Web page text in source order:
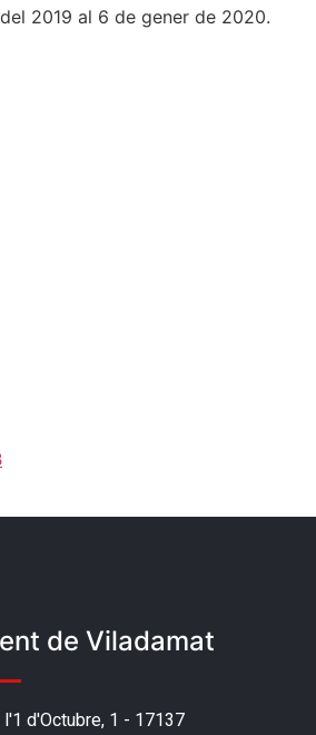
2019 al 6 de gener de 2020.
de Viladamat
l'1 d'Octubre, 1 - 17137